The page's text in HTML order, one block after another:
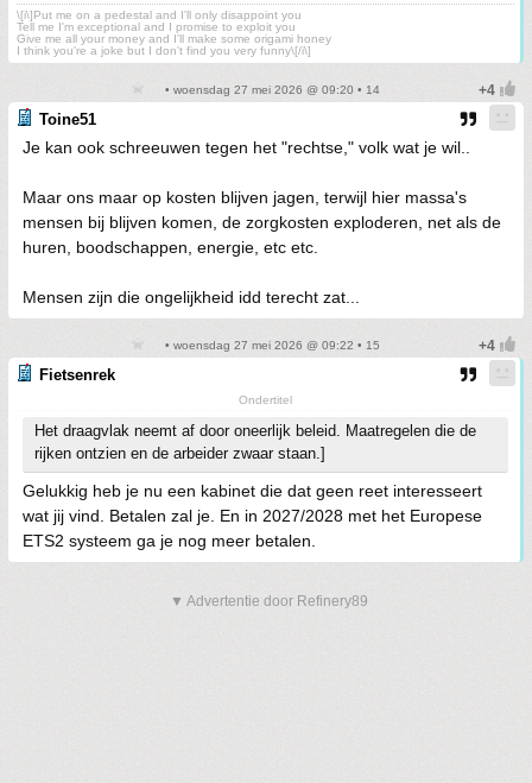
\[i\]Put me on a pedestal and I'll only disappoint you
Tell me I'm exceptional and I promise to exploit you
Give me all your money and I'll make some origami honey
I think you're a joke but I don't find you very funny\[/i\]
• woensdag 27 mei 2026 @ 09:20 • 14
Toine51
Je kan ook schreeuwen tegen het "rechtse," volk wat je wil..
Maar ons maar op kosten blijven jagen, terwijl hier massa's
mensen bij blijven komen, de zorgkosten exploderen, net als de
huren, boodschappen, energie, etc etc.
Mensen zijn die ongelijkheid idd terecht zat...
• woensdag 27 mei 2026 @ 09:22 • 15
Fietsenrek
Ondertitel
Het draagvlak neemt af door oneerlijk beleid. Maatregelen die de
rijken ontzien en de arbeider zwaar staan.]
Gelukkig heb je nu een kabinet die dat geen reet interesseert
wat jij vind. Betalen zal je. En in 2027/2028 met het Europese
ETS2 systeem ga je nog meer betalen.
▼ Advertentie door Refinery89